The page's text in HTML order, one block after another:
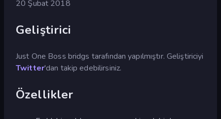
20 Şubat 2018
Geliştirici
Just One Boss bridgs tarafından yapılmıştır. Geliştiriciyi
Twitter'dan takip edebilirsiniz.
Özellikler